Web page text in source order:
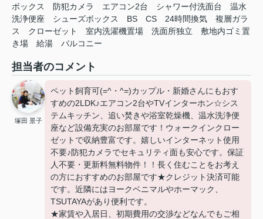
ボックス
防犯カメラ エアコン2台 シャワー付洗面台
温水
洗浄便座
シューズボックス BS CS 24時間換気
複層ガラ
ス
クローゼット 室内洗濯機置場 洗面所独立
敷地内ゴミ置
き場
給湯 バルコニー
担当者のコメント
塚田 景子
ペット飼育可(=^・^=)カップル・新婚さんにもおす
すめの2LDK♪エアコン2台やTVインターホン☆シス
テムキッチン、追い焚きや浴室乾燥機、温水洗浄便
座など設備充実のお部屋です！ウォークインクロー
ゼットで収納豊富です。嬉しいインターネット使用
不要♪防犯カメラでセキュリティ面も安心です。保証
人不要・更新料無料物件！！長く住むことをお考え
の方におすすめのお部屋です★クレジット決済可能
です。近隣にはヨークベニマルやホーマック、
TSUTAYAがあり便利です。
★家賃や入居日、初期費用の交渉などなんでもご相